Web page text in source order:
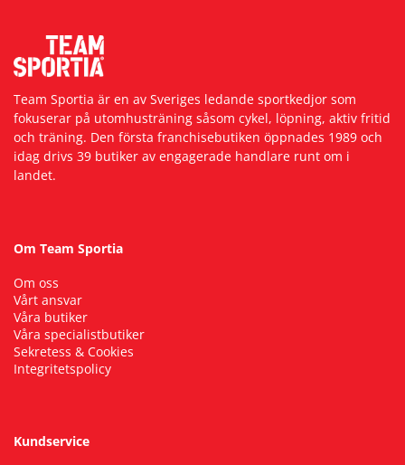
Team Sportia är en av Sveriges ledande sportkedjor som
fokuserar på utomhusträning såsom cykel, löpning, aktiv fritid
och träning. Den första franchisebutiken öppnades 1989 och
idag drivs 39 butiker av engagerade handlare runt om i
landet.
Om Team Sportia
Om oss
Vårt ansvar
Våra butiker
Våra specialistbutiker
Sekretess & Cookies
Integritetspolicy
Kundservice